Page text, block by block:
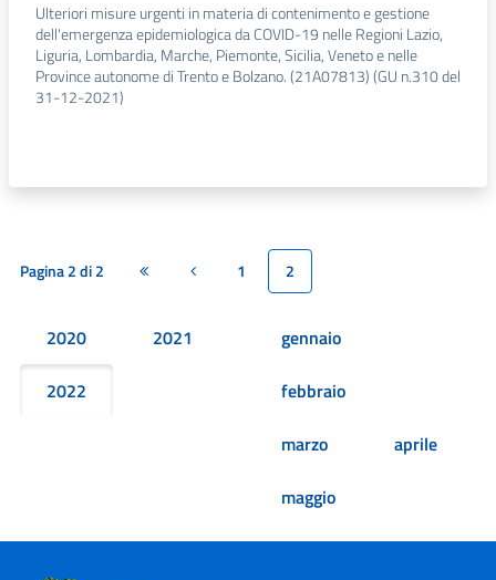
Ulteriori misure urgenti in materia di contenimento e gestione
dell'emergenza epidemiologica da COVID-19 nelle Regioni Lazio,
Liguria, Lombardia, Marche, Piemonte, Sicilia, Veneto e nelle
Province autonome di Trento e Bolzano. (21A07813) (GU n.310 del
31-12-2021)
Pagina 2 di 2 Prima paginaPagina precedente
1 2
2020
2021
2022
gennaio
febbraio
marzo
aprile
maggio